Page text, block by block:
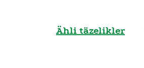
Ähli täzelikler